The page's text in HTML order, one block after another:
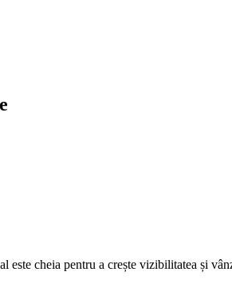
cheia pentru a crește vizibilitatea și